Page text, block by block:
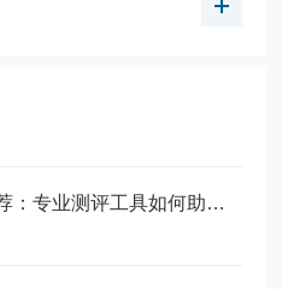
变压器综合测试台厂家推荐：专业测评工具如何助力电力设备运维